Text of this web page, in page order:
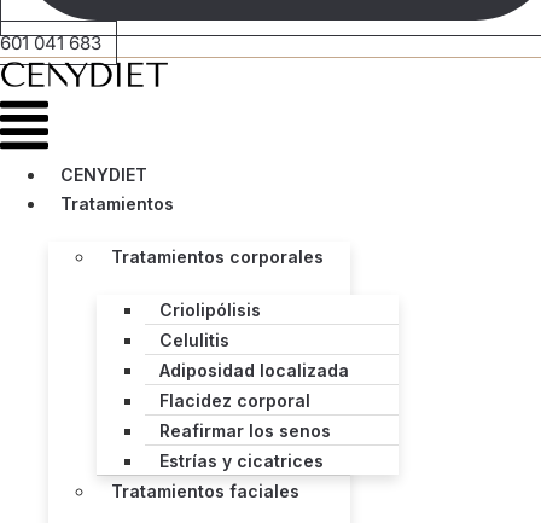
601 041 683
Menú
CENYDIET
Tratamientos
Tratamientos corporales
Criolipólisis
Celulitis
Adiposidad localizada
Flacidez corporal
Reafirmar los senos
Estrías y cicatrices
Tratamientos faciales